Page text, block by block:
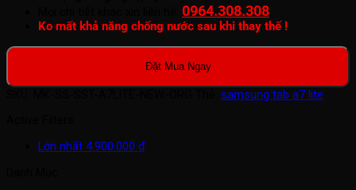
0964.308.308
Ko mất khả năng chống nước sau khi thay thế !
Đặt Mua Ngay
samsung tab a7 lite
Lớn nhất 4.900.000 ₫